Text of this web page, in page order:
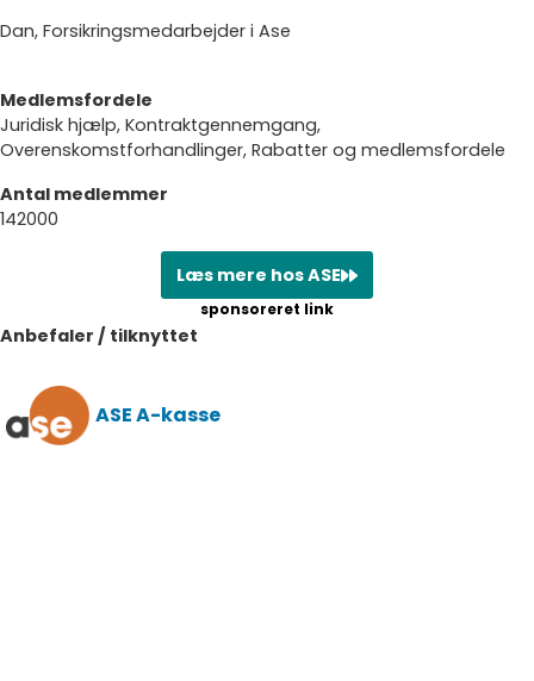
Dan, Forsikringsmedarbejder i Ase
Medlemsfordele
Juridisk hjælp, Kontraktgennemgang,
Overenskomstforhandlinger, Rabatter og medlemsfordele
Antal medlemmer
142000
Læs mere hos ASE
Anbefaler / tilknyttet
ASE A-kasse